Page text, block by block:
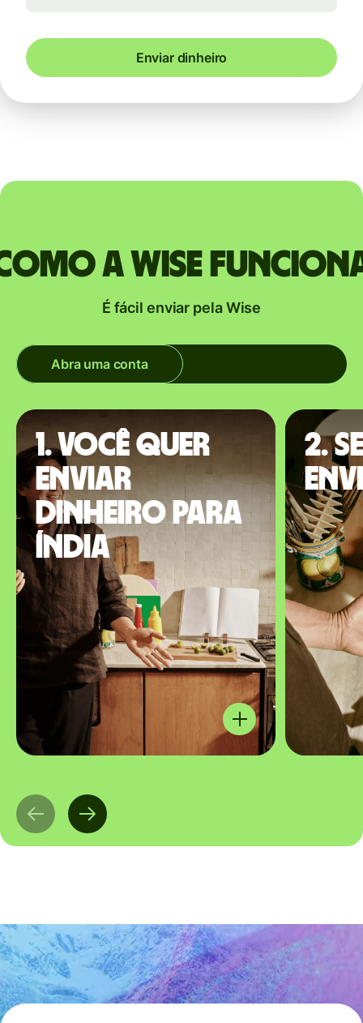
Enviar dinheiro
a Wise
É fácil enviar pela Wise
Abra uma conta
1. Você quer
enviar
dinheiro para
Índia
2.